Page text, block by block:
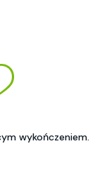
wykończeniem.